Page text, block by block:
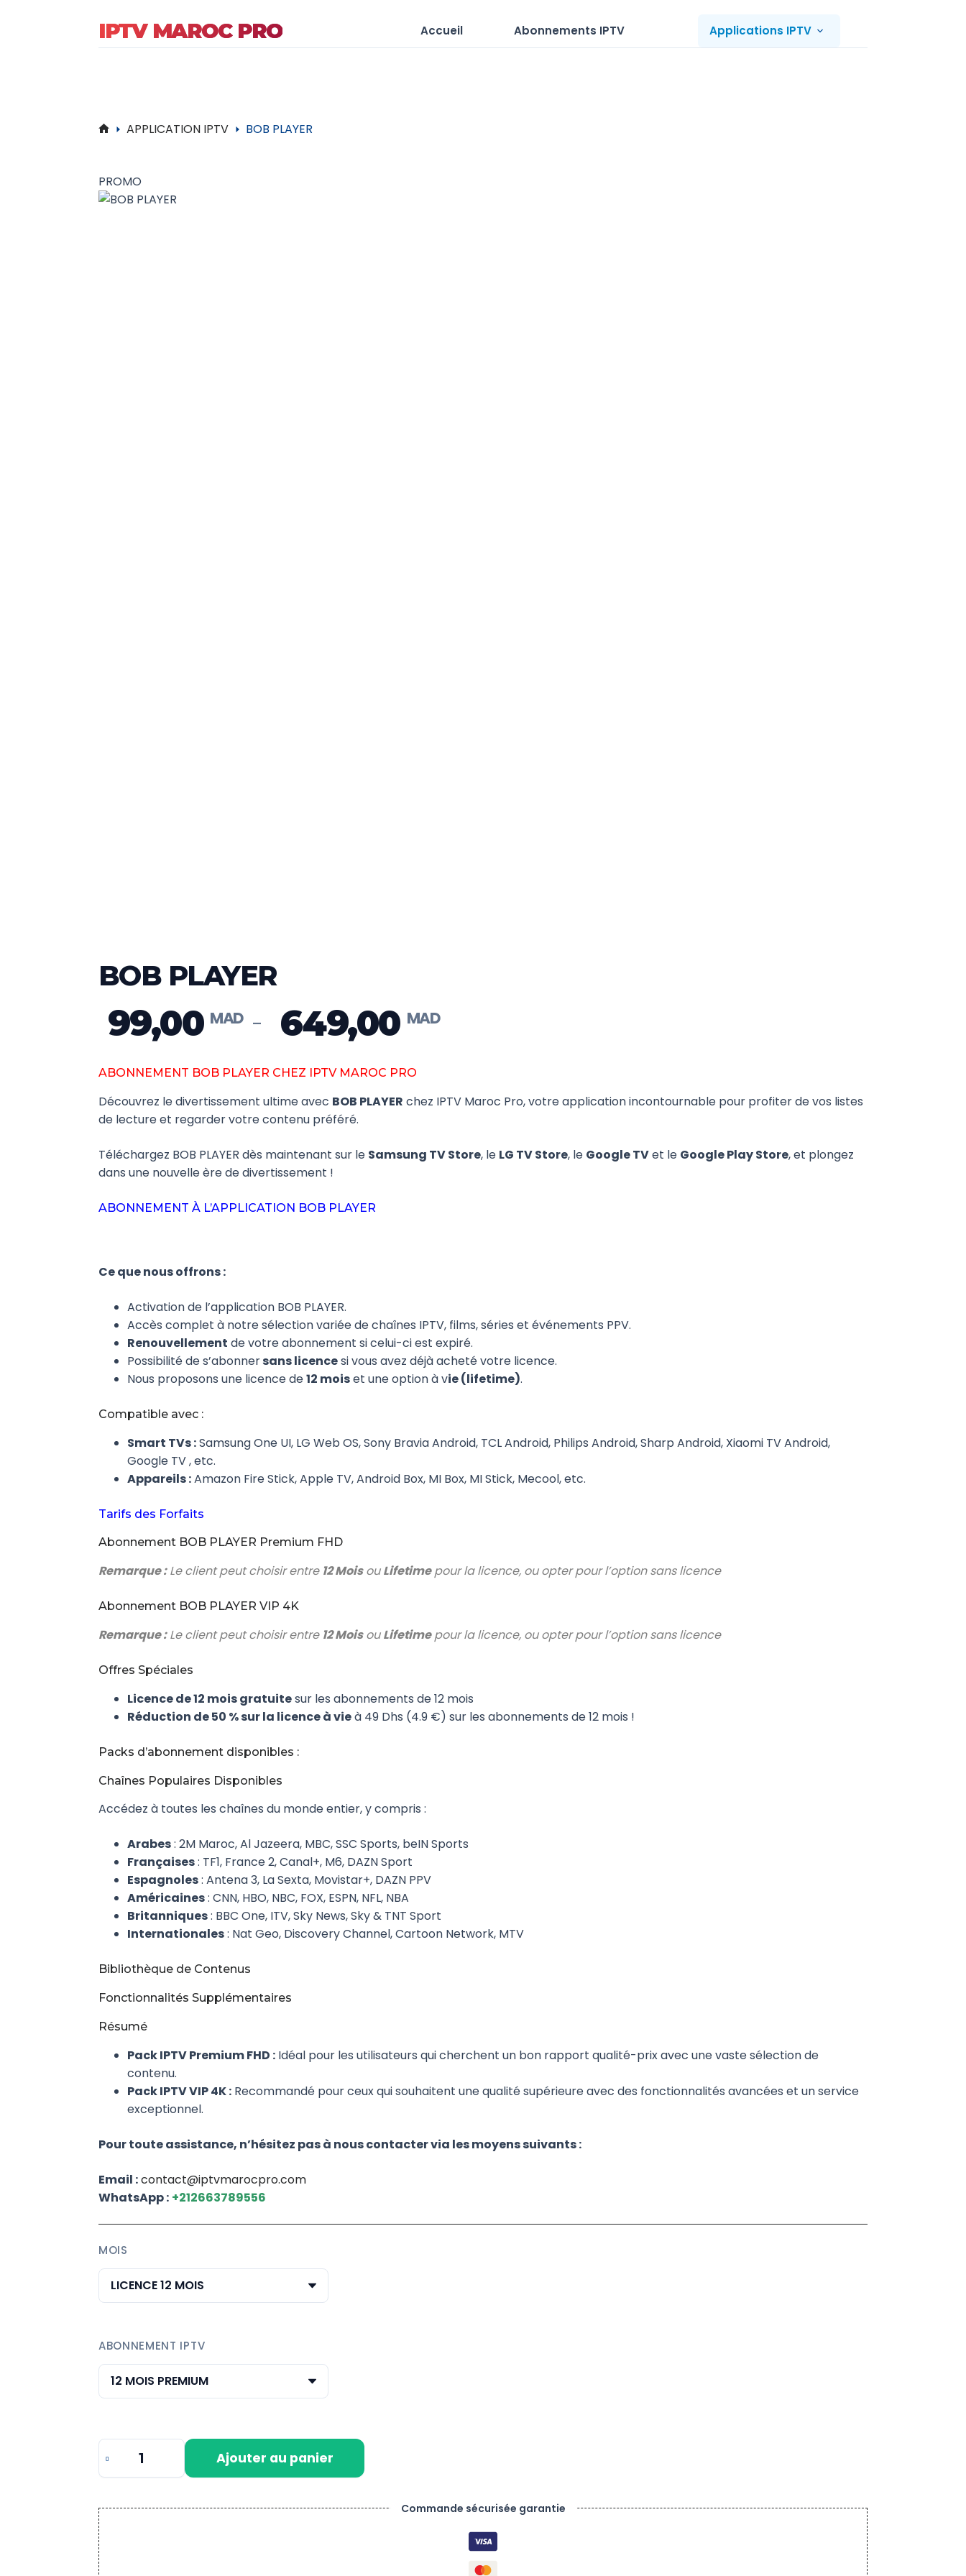
IPTV MAROC PRO Accueil Abonnements IPTV Applications IPTV
APPLICATION IPTV BOB PLAYER
PROMO
BOB PLAYER
99,00 – 649,00
Plage
à
ABONNEMENT BOB PLAYER CHEZ IPTV MAROC PRO
Découvrez le divertissement ultime avec BOB PLAYER chez IPTV Maroc Pro, votre application incontournable pour profiter de vos listes
de lecture et regarder votre contenu préféré.
Téléchargez BOB PLAYER dès maintenant sur le Samsung TV Store, le LG TV Store, le Google TVet le Google Play Store, et plongez
dans une nouvelle ère de divertissement !
ABONNEMENT À L’APPLICATION BOB PLAYER
Ce que nous offrons :
Activation de l’application BOB PLAYER.
Accès complet à notre sélection variée de chaînes IPTV, films, séries et événements PPV.
Renouvellement de votre abonnement si celui-ci est expiré.
Possibilité de s’abonnersans licencesi vous avez déjà acheté votre licence.
Nous proposons une licence de12 moiset une option à vie (lifetime).
Compatible avec :
Smart TVs :Samsung One UI, LG Web OS, Sony Bravia Android, TCL Android, Philips Android, Sharp Android, Xiaomi TV Android,
Google TV , etc.
Appareils :Amazon Fire Stick, Apple TV, Android Box, MI Box, MI Stick, Mecool, etc.
Tarifs des Forfaits
Abonnement BOB PLAYER Premium FHD
Remarque :Le client peut choisir entre 12 MoisouLifetimepour la licence, ou opter pour l’option sans licence
Abonnement BOB PLAYER VIP 4K
Remarque :Le client peut choisir entre 12 MoisouLifetimepour la licence, ou opter pour l’option sans licence
Offres Spéciales
Licence de 12 mois gratuitesur les abonnements de 12 mois
Réduction de 50 % sur la licence à vieà 49 Dhs (4.9 €) sur les abonnements de 12 mois !
Packs d’abonnement disponibles :
Chaînes Populaires Disponibles
Accédez à toutes les chaînes du monde entier, y compris :
Arabes: 2M Maroc, Al Jazeera, MBC, SSC Sports, beIN Sports
Françaises: TF1, France 2, Canal+, M6, DAZN Sport
Espagnoles: Antena 3, La Sexta, Movistar+, DAZN PPV
Américaines: CNN, HBO, NBC, FOX, ESPN, NFL, NBA
Britanniques: BBC One, ITV, Sky News, Sky & TNT Sport
Internationales: Nat Geo, Discovery Channel, Cartoon Network, MTV
Bibliothèque de Contenus
Fonctionnalités Supplémentaires
Résumé
Pack IPTV Premium FHD : Idéal pour les utilisateurs qui cherchent un bon rapport qualité-prix avec une vaste sélection de
contenu.
Pack IPTV VIP 4K : Recommandé pour ceux qui souhaitent une qualité supérieure avec des fonctionnalités avancées et un service
exceptionnel.
Pour toute assistance, n’hésitez pas à nous contacter via les moyens suivants :
Email :contact@iptvmarocpro.com
WhatsApp : +212663789556
MOIS
ABONNEMENT IPTV
quantité
de
PLAYER
Ajouter au panier
Commande sécurisée garantie